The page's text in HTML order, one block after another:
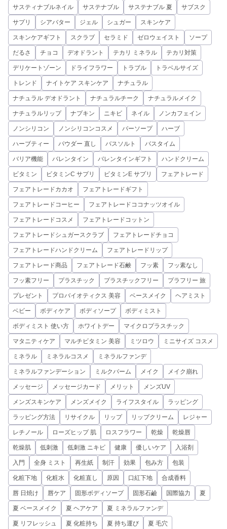
サスティナブルネイル サステナブル サステナブル 夏 サブスク
サプリ シアバター ジェル シュガー スキンケア
スキンケアギフト スクラブ セラミド ゼロウェイスト ソープ
だるさ チョコ デオドラント テカリ ミネラル テカリ対策
デリケートゾーン ドライフラワー トラブル トラベルサイズ
トレンド ナイトケア スキンケア ナチュラル
ナチュラル デオドラント ナチュラルチーク ナチュラルメイク
ナチュラルリップ ナプキン ニキビ ネイル ノンカフェイン
ノンシリコン ノンシリコンコスメ バーソープ ハーブ
ハーブティー パウダー 直し バスソルト バスタイム
バリア機能 バレンタイン バレンタインギフト ハンドクリーム
ビタミン ビタミンC サプリ ビタミンE サプリ フェアトレード
フェアトレードカカオ フェアトレードギフト
フェアトレードコーヒー フェアトレードココナッツオイル
フェアトレードコスメ フェアトレードコットン
フェアトレードシュガースクラブ フェアトレードチョコ
フェアトレードハンドクリーム フェアトレードリップ
フェアトレード商品 フェアトレード石鹸 フッ素 フッ素なし
フッ素フリー プラスチック プラスチックフリー プラフリー 旅
プレゼント プロバイオティクス 美容 ベースメイク ヘアミスト
ベビー ボディケア ボディソープ ボディミスト
ボディミスト 使い方 ホワイトデー マイクロプラスチック
マタニティケア マルチビタミン 美容 ミツロウ ミニサイズ コスメ
ミネラル ミネラルコスメ ミネラルファンデ
ミネラルファンデーション ミルクバーム メイク メイク崩れ
メッセージ メッセージカード メリット メンズUV
メンズスキンケア メンズメイク ライフスタイル ラッピング
ラッピング方法 リサイクル リップ リップクリーム レジャー
レチノール ローズヒップ 肌 ロスフラワー 乾燥 乾燥唇
乾燥肌 低刺激 低刺激 ニキビ 健康 優しいケア 入浴剤
入門 全身 ミスト 再生紙 制汗 効果 包み方 包装
化粧下地 化粧水 化粧直し 原因 口紅下地 合成香料
唇 日焼け 唇ケア 固形ボディソープ 固形石鹼 国際協力 夏
夏 ベースメイク 夏 ヘアケア 夏 ミネラルファンデ
夏 リフレッシュ 夏 化粧持ち 夏 持ち運び 夏 毛穴